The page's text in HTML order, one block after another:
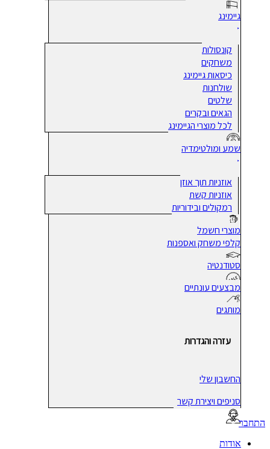
גיימינג
קונסולות
משחקים
כיסאות גיימינג
שולחנות
שלטים
הגאים ובקרים
לכל מוצרי הגיימינג
שמע ומולטימדיה
אוזניות תוך אוזן
אוזניות קשת
רמקולים ובידוריות
מוצרי חשמל
קלפי משחק ואספנות
סטודנטיה
מבצעים עונתיים
מותגים
עזרה והגדרות
החשבון שלי
סניפים ויצירת קשר
אודות